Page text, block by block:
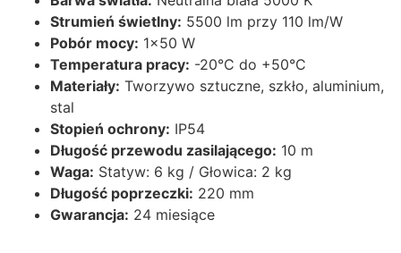
Strumień świetlny: 5500 lm przy 110 lm/W
Pobór mocy: 1×50 W
Temperatura pracy: -20°C do +50°C
Materiały: Tworzywo sztuczne, szkło, aluminium,
stal
Stopień ochrony: IP54
Długość przewodu zasilającego: 10 m
Waga: Statyw: 6 kg / Głowica: 2 kg
Długość poprzeczki: 220 mm
Gwarancja: 24 miesiące